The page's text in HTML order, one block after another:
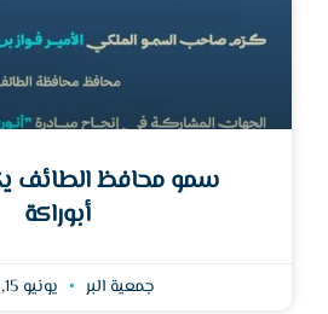
سمو محافظ الطائف
أبوراكة
جمعية البر يونيو 15, 2026